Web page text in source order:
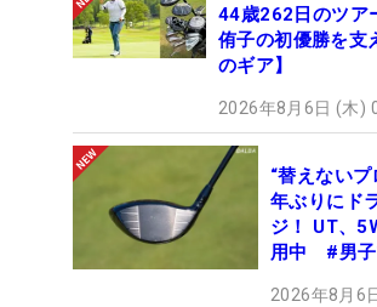
44歳262日のツ
侑子の初優勝を支
のギア】
2026年8月6日 (木)
“替えない
年ぶりにド
ジ！ UT、
用中 #男子
2026年8月6